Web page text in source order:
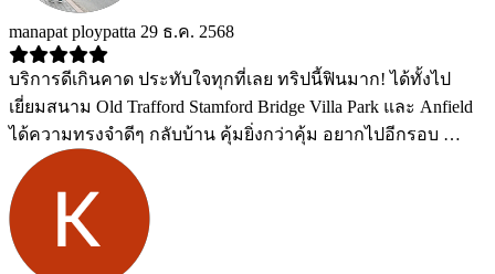
manapat ploypatta 29 ธ.ค. 2568
บริการดีเกินคาด ประทับใจทุกที่เลย ทริปนี้ฟินมาก! ได้ทั้งไป
เยี่ยมสนาม Old Trafford Stamford Bridge Villa Park และ Anfield
ได้ความทรงจำดีๆ กลับบ้าน คุ้มยิ่งกว่าคุ้ม อยากไปอีกรอบ …